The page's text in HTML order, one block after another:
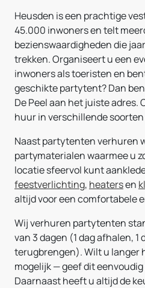
Heusden is een prachtige
45.000 inwoners en telt
bezienswaardigheden die
trekken. Organiseert u een
inwoners als toeristen en
geschikte partytent? Dan
De Peel aan het juiste
huur in verschillende
Naast partytenten verhuren
partymaterialen waarmee u
locatie sfeervol kunt
feestverlichting, heatersen
altijd voor een comfortabele
Wij verhuren partytenten
van 3 dagen (1 dag afhalen, 1
terugbrengen). Wilt u langer
mogelijk — geef dit
Daarnaast heeft u altijd de